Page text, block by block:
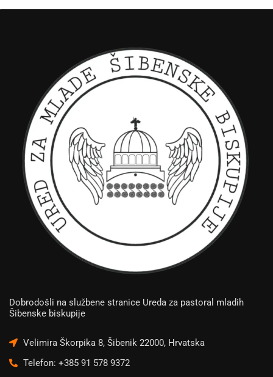
Dobrodošli na službene stranice Ureda za pastoral mladih
Šibenske biskupije
Velimira Škorpika 8, Šibenik 22000, Hrvatska
Telefon: +385 91 578 9372